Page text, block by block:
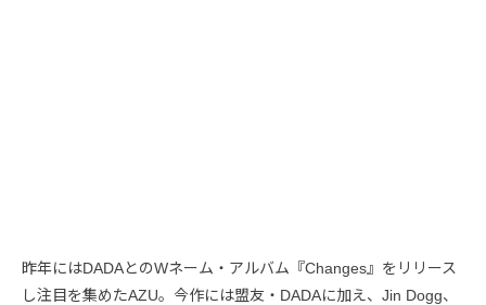
昨年にはDADAとのWネーム・アルバム『Changes』をリリース
し注目を集めたAZU。今作には盟友・DADAに加え、Jin Dogg、